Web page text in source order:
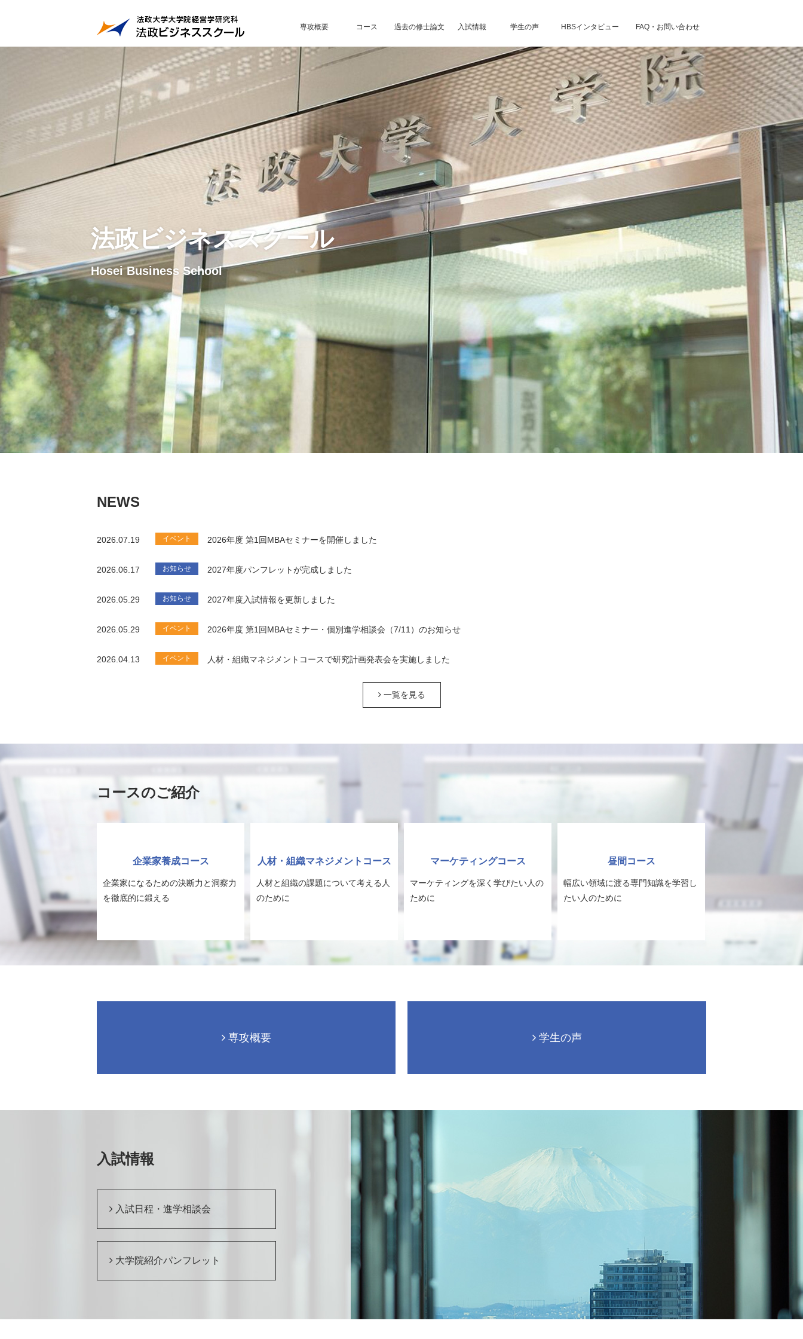
専攻概要 コース 過去の修士論文 入試情報 学生の声 HBSインタビュー FAQ・お問い合わせ
法政ビジネススクール
Hosei Business School
NEWS
2026.07.19 イベント 2026年度 第1回MBAセミナーを開催しました
2026.06.17 お知らせ 2027年度パンフレットが完成しました
2026.05.29 お知らせ 2027年度入試情報を更新しました
2026.05.29 イベント 2026年度 第1回MBAセミナー・個別進学相談会（7/11）のお知らせ
2026.04.13 イベント 人材・組織マネジメントコースで研究計画発表会を実施しました
一覧を見る
コースのご紹介
企業家養成コース
企業家になるための決断力と洞察力
を徹底的に鍛える
人材・組織マネジメントコース
人材と組織の課題について考える人
のために
マーケティングコース
マーケティングを深く学びたい人の
ために
昼間コース
幅広い領域に渡る専門知識を学習し
たい人のために
専攻概要 学生の声
入試情報
入試日程・進学相談会
大学院紹介パンフレット